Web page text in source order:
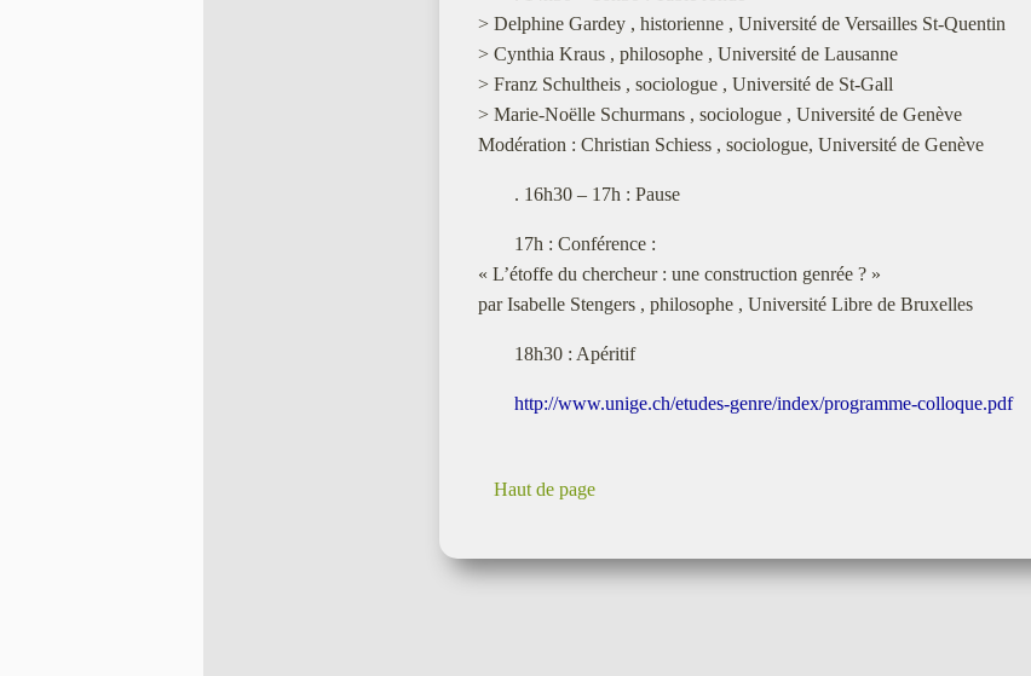
> Delphine Gardey , historienne , Université de Versailles St-Quentin
> Cynthia Kraus , philosophe , Université de Lausanne
> Franz Schultheis , sociologue , Université de St-Gall
> Marie-Noëlle Schurmans , sociologue , Université de Genève
Modération : Christian Schiess , sociologue, Université de Genève
. 16h30 – 17h : Pause
17h : Conférence :
« L’étoffe du chercheur : une construction genrée ? »
par Isabelle Stengers , philosophe , Université Libre de Bruxelles
18h30 : Apéritif
http://www.unige.ch/etudes-genre/index/programme-colloque.pdf
Haut de page